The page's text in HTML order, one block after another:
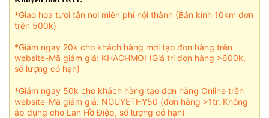
600.000 ₫.
500.000 ₫.
*Giao hoa tươi tận nơi miễn phí nội thành (Bán kính 10km đơn
trên 500k)
*Giảm ngay 20k cho khách hàng mới tạo đơn hàng trên
website-Mã giảm giá: KHACHMOI (Giá trị đơn hàng >600k,
số lượng có hạn)
*Giảm ngay 50k cho khách hàng tạo đơn hàng Online trên
website-Mã giảm giá: NGUYETHY50 (đơn hàng >1tr, Không
áp dụng cho Lan Hồ Điệp, số lượng có hạn)